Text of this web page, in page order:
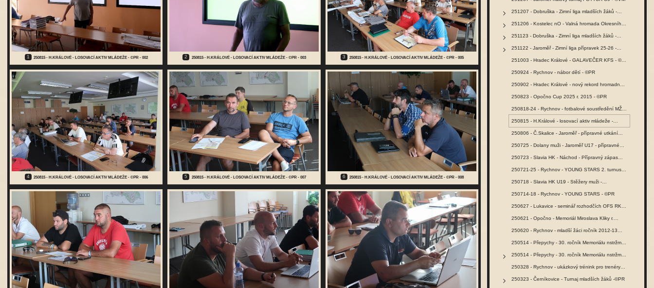
1 250815 - H.KRÁLOVÉ - LOSOVACÍ AKTIV MLÁDEŽE - ©PR - 002 2 250815 - H.KRÁLOVÉ - LOSOVACÍ AKTIV MLÁDEŽE - ©PR - 003 3 250815 - H.KRÁLOVÉ - LOSOVACÍ AKTIV MLÁDEŽE - ©PR - 005
4 250815 - H.KRÁLOVÉ - LOSOVACÍ AKTIV MLÁDEŽE - ©PR - 006 5 250815 - H.KRÁLOVÉ - LOSOVACÍ AKTIV MLÁDEŽE - ©PR - 007 6 250815 - H.KRÁLOVÉ - LOSOVACÍ AKTIV MLÁDEŽE - ©PR - 008
251207 - Dobruška - Zimní liga mladších žáků -…
251123 - Dobruška - Zimní liga mladších žáků -…
251122 - Jaroměř - Zimní liga přípravek 25-26 -…
251003 - Hradec Králové - GALAVEČER KFS - ©PR
250924 - Rychnov - nábor dětí - ©PR
250823 - Opočno Cup 2025 r. 2015 - ©PR
250818-24 - Rychnov - fotbalové soustředění MŽ -…
250815 - H.Králové - losovací aktiv mládeže -…
250806 - Č.Skalice - Jaroměř - přípravné utkání…
250725 - Dolany muži - Jaroměř U17 - přípravné…
250723 - Slavia HK - Náchod - Přípravný zápas…
250721-25 - Rychnov - YOUNG STARS 2. turnus -…
250718 - Slavia HK U19 - Stěžery muži -…
250714-18 - Rychnov - YOUNG STARS - ©PR
250621 - Opočno - Memoriál Miroslava Kliky r.…
250620 - Rychnov - mladší žáci ročník 2012-13…
250514 - Přepychy - 30. ročník Memoriálu nstržm.…
250514 - Přepychy - 30. ročník Memoriálu nstržm.…
250328 - Rychnov - ukázkový trénink pro trenéry…
250323 - Černíkovice - Turnaj mladších žáků -©PR